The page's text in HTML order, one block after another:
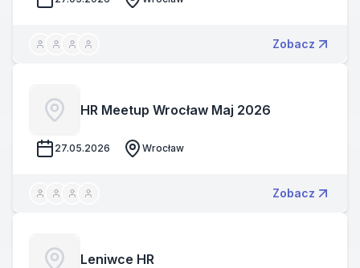
Zobacz
HR Meetup Wrocław Maj 2026
27.05.2026 Wrocław
Zobacz
Leniwce HR